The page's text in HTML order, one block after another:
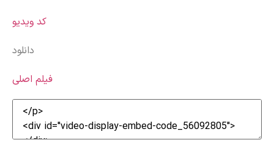
کد ویدیو
دانلود
فیلم اصلی